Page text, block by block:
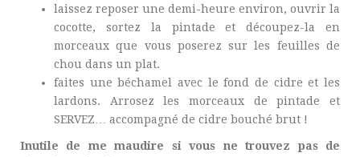
laissez reposer une demi-heure environ, ouvrir la
cocotte, sortez la pintade et découpez-la en
morceaux que vous poserez sur les feuilles de
chou dans un plat.
faites une béchamel avec le fond de cidre et les
lardons. Arrosez les morceaux de pintade et
SERVEZ… accompagné de cidre bouché brut !
Inutile de me maudire si vous ne trouvez pas de